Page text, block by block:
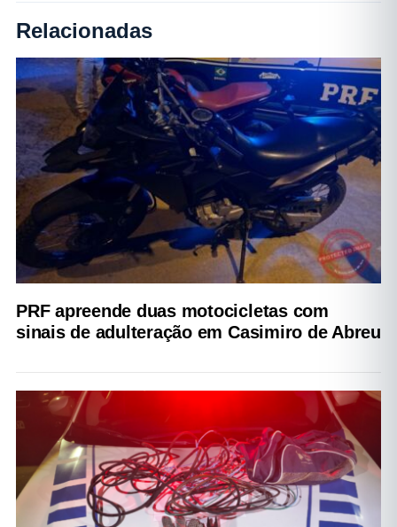
Relacionadas
PRF apreende duas motocicletas com
sinais de adulteração em Casimiro de Abreu